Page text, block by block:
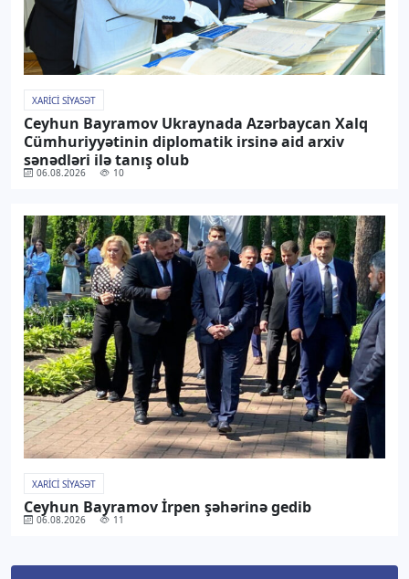
XARICI SIYASƏT
Ceyhun Bayramov Ukraynada Azərbaycan Xalq
Cümhuriyyətinin diplomatik irsinə aid arxiv
sənədləri ilə tanış olub
06.08.2026 10
XARICI SIYASƏT
Ceyhun Bayramov İrpen şəhərinə gedib
06.08.2026 11